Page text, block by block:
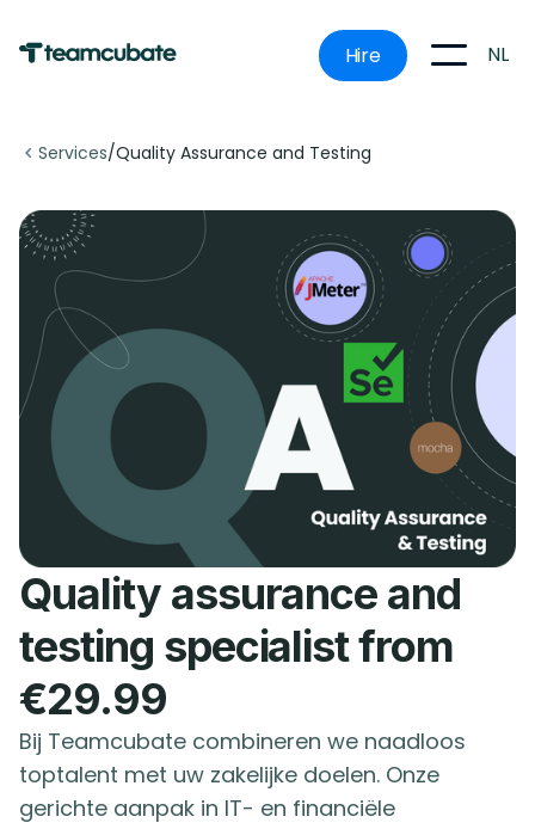
Hire NL
Services/Quality Assurance and Testing
Quality assurance and
testing specialist from
€29.99
Bij Teamcubate combineren we naadloos
toptalent met uw zakelijke doelen. Onze
gerichte aanpak in IT- en financiële